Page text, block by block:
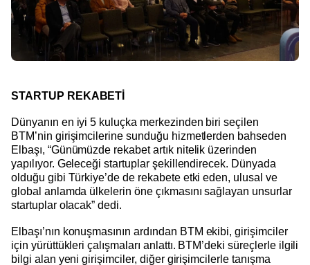
STARTUP REKABETİ
Dünyanın en iyi 5 kuluçka merkezinden biri seçilen
BTM’nin girişimcilerine sunduğu hizmetlerden bahseden
Elbaşı, “Günümüzde rekabet artık nitelik üzerinden
yapılıyor. Geleceği startuplar şekillendirecek. Dünyada
olduğu gibi Türkiye’de de rekabete etki eden, ulusal ve
global anlamda ülkelerin öne çıkmasını sağlayan unsurlar
startuplar olacak” dedi.
Elbaşı’nın konuşmasının ardından BTM ekibi, girişimciler
için yürüttükleri çalışmaları anlattı. BTM’deki süreçlerle ilgili
bilgi alan yeni girişimciler, diğer girişimcilerle tanışma